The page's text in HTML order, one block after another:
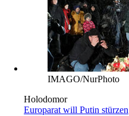
IMAGO/NurPhoto
Holodomor
Europarat will Putin stürzen